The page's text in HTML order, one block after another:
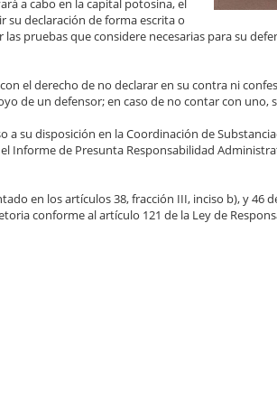
a cabo en la capital potosina, el
declaración de forma escrita o
las pruebas que considere necesarias para su
con el derecho de no declarar en su contra ni
de un defensor; en caso de no contar con uno,
su disposición en la Coordinación de
el Informe de Presunta Responsabilidad
en los artículos 38, fracción III, inciso b), y 46
conforme al artículo 121 de la Ley de